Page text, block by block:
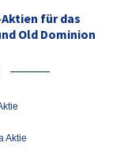
für das
Old Dominion
Aktie